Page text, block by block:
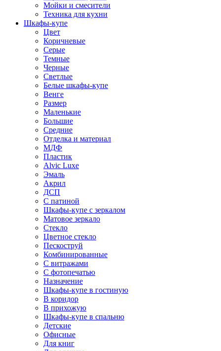
Мойки и смесители
Техника для кухни
Шкафы-купе
Цвет
Коричневые
Серые
Темные
Черные
Светлые
Белые шкафы-купе
Венге
Размер
Маленькие
Большие
Средние
Отделка и материал
МДФ
Пластик
Alvic Luxe
Эмаль
Акрил
ДСП
С патиной
Шкафы-купе с зеркалом
Матовое зеркало
Стекло
Цветное стекло
Пескоструй
Комбинированные
С витражами
С фотопечатью
Назначение
Шкафы-купе в гостиную
В коридор
В прихожую
Шкафы-купе в спальню
Детские
Офисные
Для книг